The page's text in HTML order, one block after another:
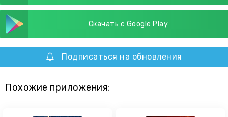
Скачать с Google Play
Подписаться на обновления
Похожие приложения: